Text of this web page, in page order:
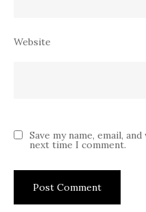
Website
Save my name, email,
next time I comment.